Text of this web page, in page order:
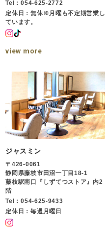
Tel：054-625-2772
定休日：無休※月曜も不定期営業し
ています。
view more
ジャスミン
〒426-0061
静岡県藤枝市田沼一丁目18-1
藤枝駅南口『しずてつストア』内2
階
Tel：054-625-9433
定休日：毎週月曜日